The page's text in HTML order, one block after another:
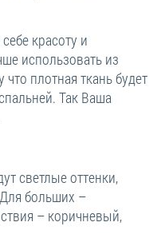
красоту и
использовать из
плотная ткань будет
Так Ваша
светлые оттенки,
больших –
– коричневый,